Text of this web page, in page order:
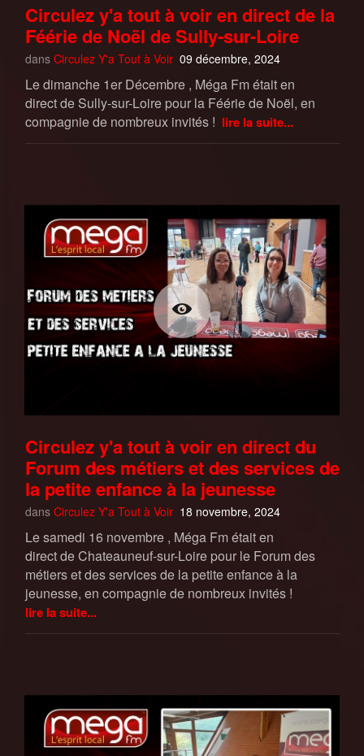
Circulez y'a tout à voir en direct de la
Féérie de Noël de Sully-sur-Loire
dans Circulez Y'a Tout à Voir 09 décembre, 2024
Le dimanche 1er Décembre , Méga Fm était en
direct de Sully-sur-Loire pour la Féérie de Noël, en
compagnie de nombreux invités ! lire la suite...
Circulez y'a tout à voir en direct du
Forum des métiers et des services de
la petite enfance à la jeunesse
dans Circulez Y'a Tout à Voir 18 novembre, 2024
Le samedi 16 novembre , Méga Fm était en
direct de Chateauneuf-sur-Loire pour le Forum des
métiers et des services de la petite enfance à la
jeunesse, en compagnie de nombreux invités !
lire la suite...